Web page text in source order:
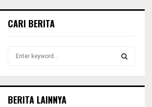
CARI BERITA
h
BERITA LAINNYA